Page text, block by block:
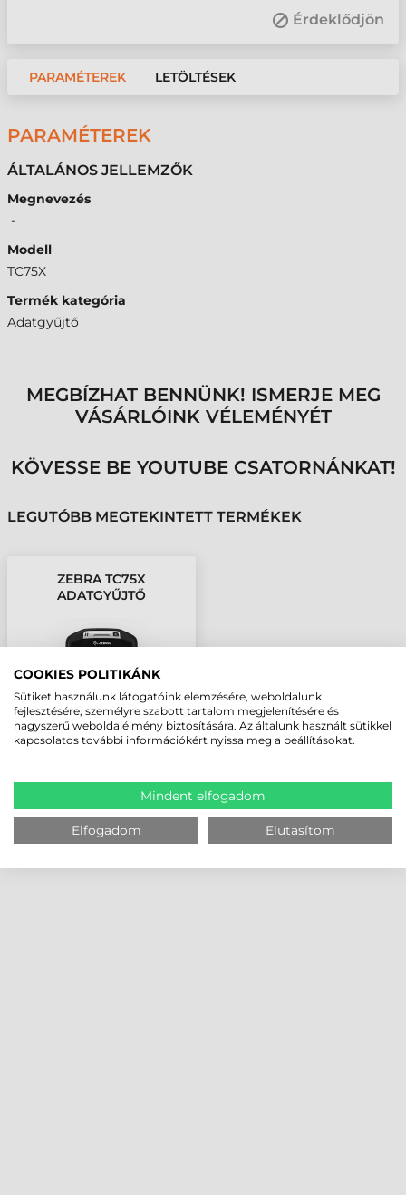
Érdeklődjön
PARAMÉTEREK LETÖLTÉSEK
PARAMÉTEREK
ÁLTALÁNOS JELLEMZŐK
Megnevezés
-
Modell
TC75X
Termék kategória
Adatgyűjtő
MEGBÍZHAT BENNÜNK! ISMERJE MEG
VÁSÁRLÓINK VÉLEMÉNYÉT
KÖVESSE BE YOUTUBE CSATORNÁNKAT!
LEGUTÓBB MEGTEKINTETT TERMÉKEK
ZEBRA TC75X
ADATGYŰJTŐ
COOKIES POLITIKÁNK
Sütiket használunk látogatóink elemzésére, weboldalunk
fejlesztésére, személyre szabott tartalom megjelenítésére és
nagyszerű weboldalélmény biztosítására. Az általunk használt sütikkel
kapcsolatos további információkért nyissa meg a beállításokat.
Mindent elfogadom
Elfogadom Elutasítom